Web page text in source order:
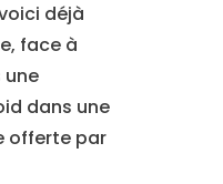
déjà
face à
une
dans une
offerte par